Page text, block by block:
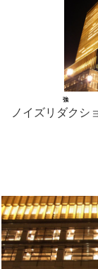
強
ノイズリダクシ